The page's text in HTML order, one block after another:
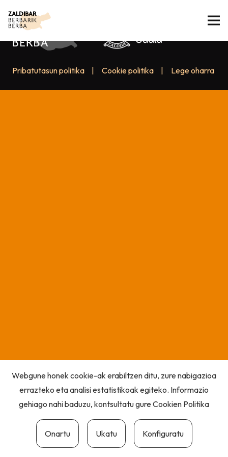
Pribatutasun politika Cookie politika Lege oharra
Webgune honek cookie-ak erabiltzen ditu, zure nabigazioa
errazteko eta analisi estatistikoak egiteko. Informazio
gehiago nahi baduzu, kontsultatu gureCookien Politika
Onartu Ukatu Konfiguratu